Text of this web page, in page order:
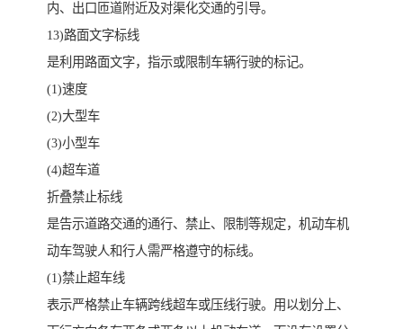
内、出口匝道附近及对渠化交通的引导。
13)路面文字标线
是利用路面文字，指示或限制车辆行驶的标记。
(1)速度
(2)大型车
(3)小型车
(4)超车道
折叠禁止标线
是告示道路交通的通行、禁止、限制等规定，机动车机
动车驾驶人和行人需严格遵守的标线。
(1)禁止超车线
表示严格禁止车辆跨线超车或压线行驶。用以划分上、